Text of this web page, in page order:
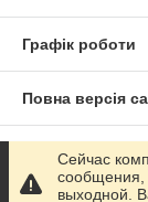
Графік роботи
Повна версія
Сайт створено
Сейчас
сообщения,
выходной.